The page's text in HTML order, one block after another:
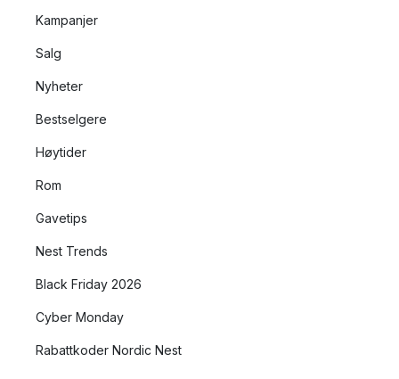
Kampanjer
Salg
Nyheter
Bestselgere
Høytider
Rom
Gavetips
Nest Trends
Black Friday 2026
Cyber Monday
Rabattkoder Nordic Nest